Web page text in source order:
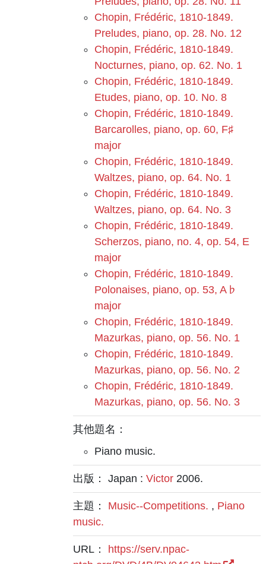
Chopin, Frédéric, 1810-1849.
Preludes, piano, op. 28. No. 12
Chopin, Frédéric, 1810-1849.
Nocturnes, piano, op. 62. No. 1
Chopin, Frédéric, 1810-1849.
Etudes, piano, op. 10. No. 8
Chopin, Frédéric, 1810-1849.
Barcarolles, piano, op. 60, F♯
major
Chopin, Frédéric, 1810-1849.
Waltzes, piano, op. 64. No. 1
Chopin, Frédéric, 1810-1849.
Waltzes, piano, op. 64. No. 3
Chopin, Frédéric, 1810-1849.
Scherzos, piano, no. 4, op. 54, E
major
Chopin, Frédéric, 1810-1849.
Polonaises, piano, op. 53, A♭
major
Chopin, Frédéric, 1810-1849.
Mazurkas, piano, op. 56. No. 1
Chopin, Frédéric, 1810-1849.
Mazurkas, piano, op. 56. No. 2
Chopin, Frédéric, 1810-1849.
Mazurkas, piano, op. 56. No. 3
其他題名：
Piano music.
出版： Japan :Victor 2006.
主題： Music--Competitions. , Piano
music.
URL： https://serv.npac-